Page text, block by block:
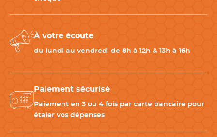
Produits complémentaires à associer avec ce torchon
blanc
accessoires peuvent être associés àce torchon blanc coton:
protéger les vêtements.
-Gants de service professionnels : adaptés au service en salle
et à la restauration.
À votre écoute
du lundi au vendredi de 8h à 12h & 13h à 16h
Paiement sécurisé
Paiement en 3 ou 4 fois par carte bancaire pour
étaler vos dépenses